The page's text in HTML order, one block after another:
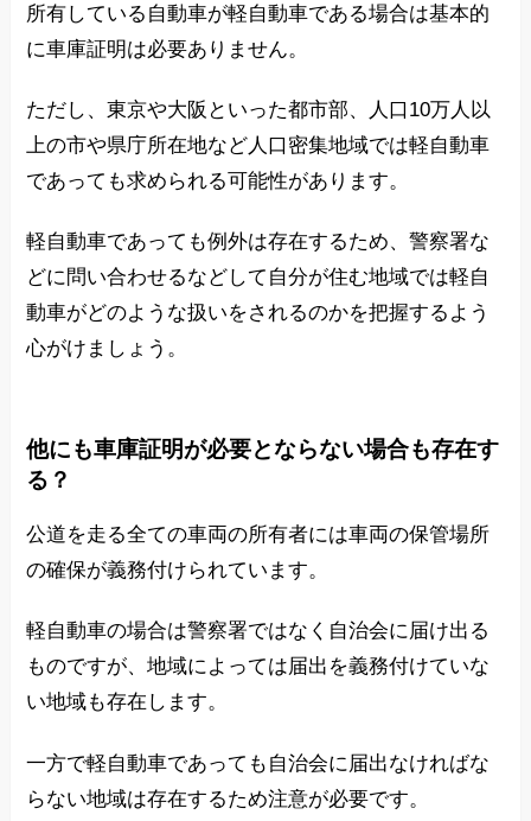
所有している自動車が軽自動車である場合は基本的
に車庫証明は必要ありません。
ただし、東京や大阪といった都市部、人口10万人以
上の市や県庁所在地など人口密集地域では軽自動車
であっても求められる可能性があります。
軽自動車であっても例外は存在するため、警察署な
どに問い合わせるなどして自分が住む地域では軽自
動車がどのような扱いをされるのかを把握するよう
心がけましょう。
他にも車庫証明が必要とならない場合も存在す
る？
公道を走る全ての車両の所有者には車両の保管場所
の確保が義務付けられています。
軽自動車の場合は警察署ではなく自治会に届け出る
ものですが、地域によっては届出を義務付けていな
い地域も存在します。
一方で軽自動車であっても自治会に届出なければな
らない地域は存在するため注意が必要です。